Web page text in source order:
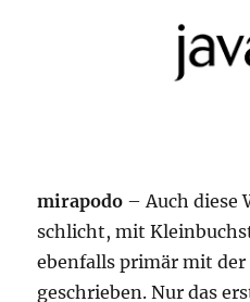
mirapodo – Auch diese
schlicht, mit
ebenfalls primär mit der
geschrieben. Nur das